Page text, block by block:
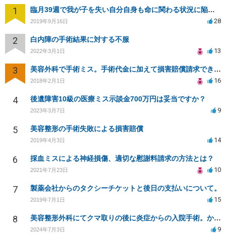
1 臨月39週で我が子を失い自分自身も命に関わる状況に陥り病院側を訴える事が出来ますか？
2019年9月16日 28
2 白内障の手術結果に対する不服
2022年3月1日 13
3 美容外科で手術ミス。手術代金に加えて損害賠償請求できますか？
2018年2月1日 16
4 後遺障害10級の医療ミス示談金700万円は妥当ですか？
2023年3月7日 9
5 美容整形の手術失敗による損害賠償
2019年4月3日 14
6 採血ミスによる神経損傷、適切な慰謝料請求の方法とは？
2021年7月23日 10
7 製薬会社からのタクシーチケットと後日の支払いについて。
2019年7月1日 15
8 美容整形外科にてクマ取りの後に炎症からの入院手術。かかった費用を負担して欲しい。
2024年7月3日 9